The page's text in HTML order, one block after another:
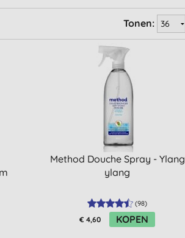
Tonen:
Method Douche Spray - Ylang
ylang
(98)
€ 4,60 KOPEN